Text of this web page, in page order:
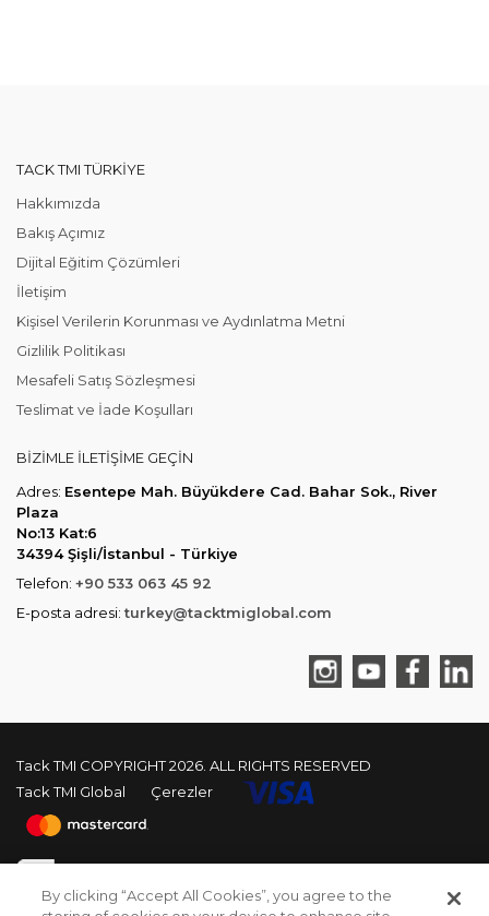
TACK TMI TÜRKIYE
Hakkımızda
Bakış Açımız
Dijital Eğitim Çözümleri
İletişim
Kişisel Verilerin Korunması ve Aydınlatma Metni
Gizlilik Politikası
Mesafeli Satış Sözleşmesi
Teslimat ve İade Koşulları
BIZIMLE ILETIŞIME GEÇIN
Adres: Esentepe Mah. Büyükdere Cad. Bahar Sok., River
Plaza
No:13 Kat:6
34394 Şişli/İstanbul - Türkiye
Telefon: +90 533 063 45 92
E-posta adresi:turkey@tacktmiglobal.com
Tack TMI COPYRIGHT 2026. ALL RIGHTS RESERVED
Tack TMI Global
Çerezler
By clicking “Accept All Cookies”, you agree to the